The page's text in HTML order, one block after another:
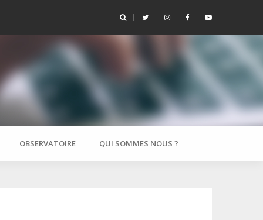
OBSERVATOIRE QUI SOMMES NOUS ?